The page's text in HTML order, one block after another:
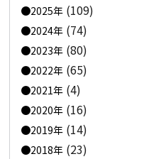
2025年 (109)
2024年 (74)
2023年 (80)
2022年 (65)
2021年 (4)
2020年 (16)
2019年 (14)
2018年 (23)